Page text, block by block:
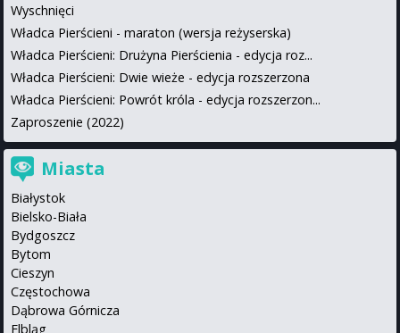
Wyschnięci
Władca Pierścieni - maraton (wersja reżyserska)
Władca Pierścieni: Drużyna Pierścienia - edycja roz...
Władca Pierścieni: Dwie wieże - edycja rozszerzona
Władca Pierścieni: Powrót króla - edycja rozszerzon...
Zaproszenie (2022)
Miasta
Białystok
Bielsko-Biała
Bydgoszcz
Bytom
Cieszyn
Częstochowa
Dąbrowa Górnicza
Elbląg